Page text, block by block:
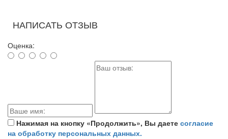
НАПИСАТЬ ОТЗЫВ
Оценка:
Нажимая на кнопку «Продолжить», Вы даете согласие
на обработку персональных данных.